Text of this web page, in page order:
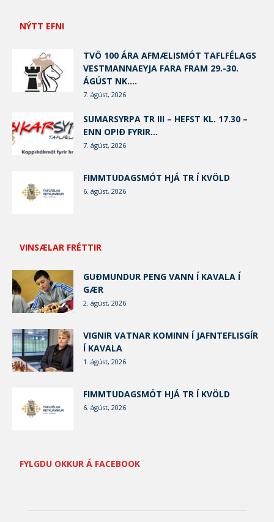
NÝTT EFNI
TVÖ 100 ÁRA AFMÆLISMÓT TAFLFÉLAGS
VESTMANNAEYJA FARA FRAM 29.-30.
ÁGÚST NK....
7. ágúst, 2026
SUMARSYRPA TR III – HEFST KL. 17.30 –
ENN OPIÐ FYRIR...
7. ágúst, 2026
FIMMTUDAGSMÓT HJÁ TR Í KVÖLD
6. ágúst, 2026
VINSÆLAR FRÉTTIR
GUÐMUNDUR PENG VANN Í KAVALA Í
GÆR
2. ágúst, 2026
VIGNIR VATNAR KOMINN Í JAFNTEFLISGÍR
Í KAVALA
1. ágúst, 2026
FIMMTUDAGSMÓT HJÁ TR Í KVÖLD
6. ágúst, 2026
FYLGDU OKKUR Á FACEBOOK